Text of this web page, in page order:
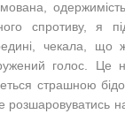
спротиву, я
чекала, що
голос. Це
страшною
розшаровуватись